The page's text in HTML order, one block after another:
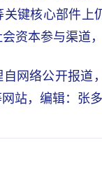
键核心部件上
资本参与渠道
自网络公开报
站，编辑：张